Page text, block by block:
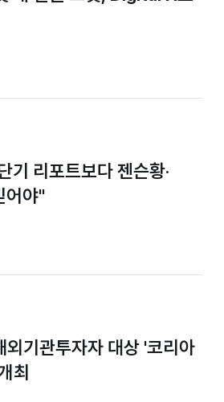
기 리포트보다 젠슨황·
어야"
외기관투자자 대상 '코리아
최